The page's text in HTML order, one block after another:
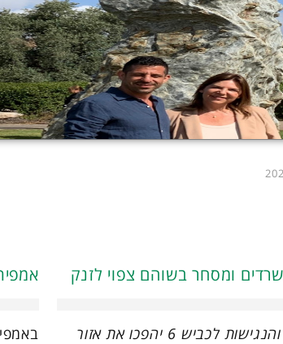
ומסחר בשוהם צפוי לזנק
המחלפים החדשים והנגישות לכביש 6 יהפכו את אזור